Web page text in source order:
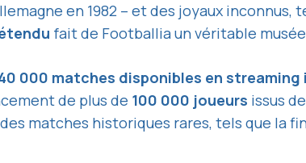
en 1982 – et des joyaux
fait de Footballia un véritable
000 matches disponibles en
de plus de 100 000 joueurs issus
matches historiques rares, tels que la